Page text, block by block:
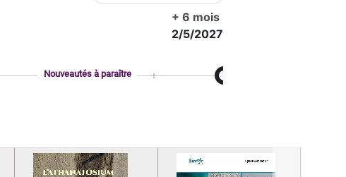
+ 6 mois
2/5/2027
Nouveautés à paraître